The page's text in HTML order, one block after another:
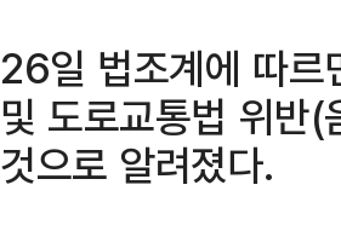
26일 법조계에 따르
및 도로교통법 위반
것으로 알려졌다.